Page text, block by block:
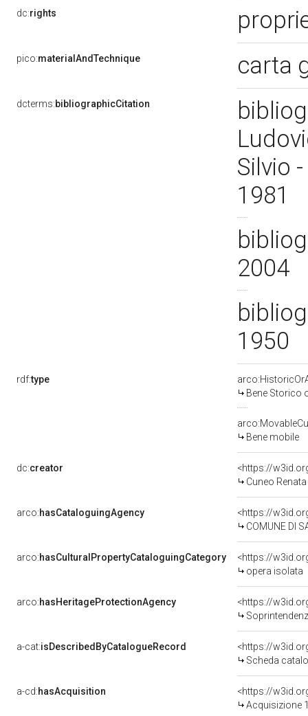
dc:rights
pico:materialAndTechnique carta
dcterms:bibliographicCitation
Silvio
1981
2004
1950
rdf:type
Bene Storico
Bene mobile
dc:creator
<https://
Cuneo
arco:hasCataloguingAgency
<https://
COMUNE DI
arco:hasCulturalPropertyCataloguingCategory
<https://
opera isolata
arco:hasHeritageProtectionAgency
<https://
a-cat:isDescribedByCatalogueRecord
<https://
Scheda
a-cd:hasAcquisition
<https://
Acquisizione